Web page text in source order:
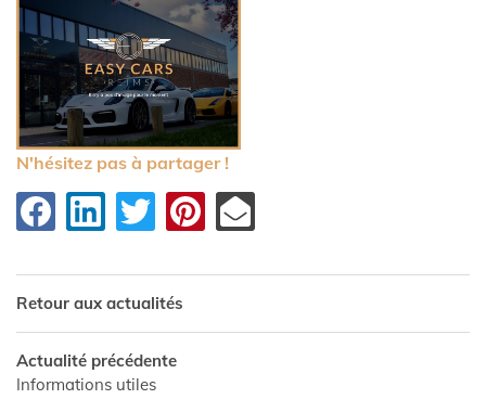
N'hésitez pas à partager !
Retour aux actualités
Actualité précédente
Informations utiles